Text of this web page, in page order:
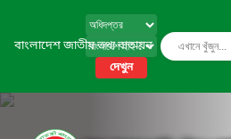
বাংলাদেশ জাতীয় তথ্য বাতায়ন
দেখুন